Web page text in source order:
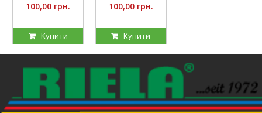
100,00 грн.
Купити
100,00 грн.
Купити